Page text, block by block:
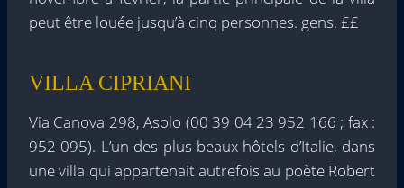
peut être louée jusqu’à cinq personnes. gens. ££
VILLA CIPRIANI
Via Canova 298, Asolo (00 39 04 23 952 166 ; fax :
952 095). L’un des plus beaux hôtels d’Italie, dans
une villa qui appartenait autrefois au poète Robert